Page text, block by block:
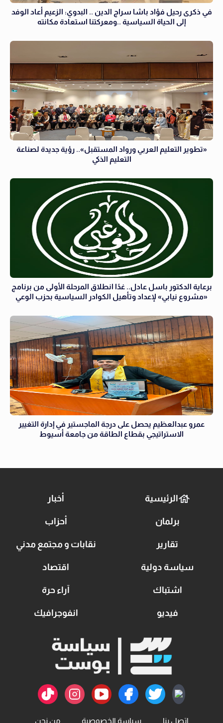
في ذكرى رحيل فؤاد باشا سراج الدين .. البدوي: الزعيم أعاد الوفد
إلى الحياة السياسية ..ومعركتنا استعادة مكانته
«تطوير التعليم العربي ورواد المستقبل».. رؤية جديدة لصناعة
التعليم الذكي
برعاية الدكتور باسل عادل.. غدًا انطلاق المرحلة الأولى من برنامج
«مشروع نيابي» لإعداد وتأهيل الكوادر السياسية بحزب الوعي
عمرو عبدالعظيم يحصل على درجة الماجستير في إدارة التغيير
الاستراتيجي بقطاع الطاقة من جامعة أسيوط
الرئيسية أخبار
برلمان أحزاب
تقارير نقابات و مجتمع مدني
سياسة دولية اقتصاد
اشتباك آراء حرة
فيديو انفوجرافيك
اتصل بنا سياسة الخصوصية من نحن